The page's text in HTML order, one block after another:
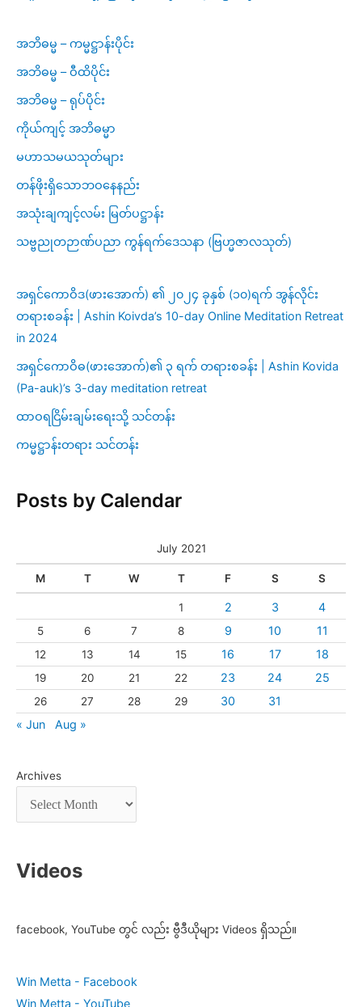
အဘိဓမ္မ – ကမ္မဋ္ဌာန်းပိုင်း
အဘိဓမ္မ – ဝီထိပိုင်း
အဘိဓမ္မ – ရုပ်ပိုင်း
ကိုယ်ကျင့် အဘိဓမ္မာ
မဟာသမယသုတ်များ
တန်ဖိုးရှိသောဘဝနေနည်း
အသုံးချကျင့်လမ်း မြတ်ပဋ္ဌာန်း
သဗ္ဗညုတဉာဏ်ပညာ ကွန်ရက်ဒေသနာ (ဗြဟ္မဇာလသုတ်)
အရှင်ကောဝိဒ(ဖားအောက်) ၏ ၂၀၂၄ ခုနှစ် (၁၀)ရက် အွန်လိုင်း
တရားစခန်း | Ashin Koivda’s 10-day Online Meditation Retreat
in 2024
အရှင်ကောဝိဓ(ဖားအောက်)၏ ၃ ရက် တရားစခန်း | Ashin Kovida
(Pa-auk)’s 3-day meditation retreat
ထာဝရငြိမ်းချမ်းရေးသို့ သင်တန်း
ကမ္မဋ္ဌာန်းတရား သင်တန်း
Posts by Calendar
July 2021
M T W T F S S
1 2 3 4
5 6 7 8 9 10 11
12 13 14 15 16 17 18
19 20 21 22 23 24 25
26 27 28 29 30
31
« Jun
Aug »
Archives
Videos
facebook, YouTube တွင် လည်း ဗွီဒီယိုများ Videos ရှိသည်။
Win Metta - Facebook
Win Metta - YouTube